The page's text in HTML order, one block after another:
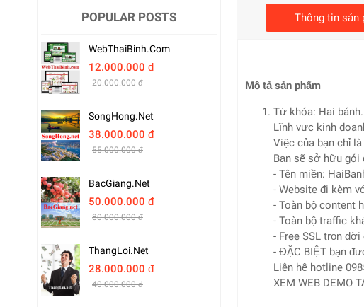
Thông tin sản
Mô tả sản phẩm
Từ khóa: Hai bánh.
Lĩnh vực kinh
Việc của bạn chỉ
Bạn sẽ sở hữu gói
- Tên miền:
- Website đi kèm
- Toàn bộ content
- Toàn bộ traffic
- Free SSL trọn
- ĐẶC BIỆT bạn
Liên hệ hotline
XEM WEB DEMO
POPULAR POSTS
WebThaiBinh.com
12.000.000 đ
20.000.000 đ
SongHong.net
38.000.000 đ
55.000.000 đ
BacGiang.net
50.000.000 đ
80.000.000 đ
ThangLoi.net
28.000.000 đ
40.000.000 đ